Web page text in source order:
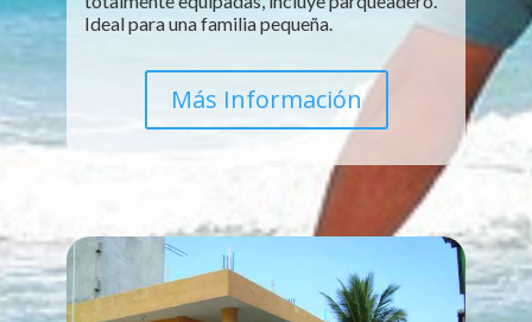
Ideal para una familia pequeña.
Más Información